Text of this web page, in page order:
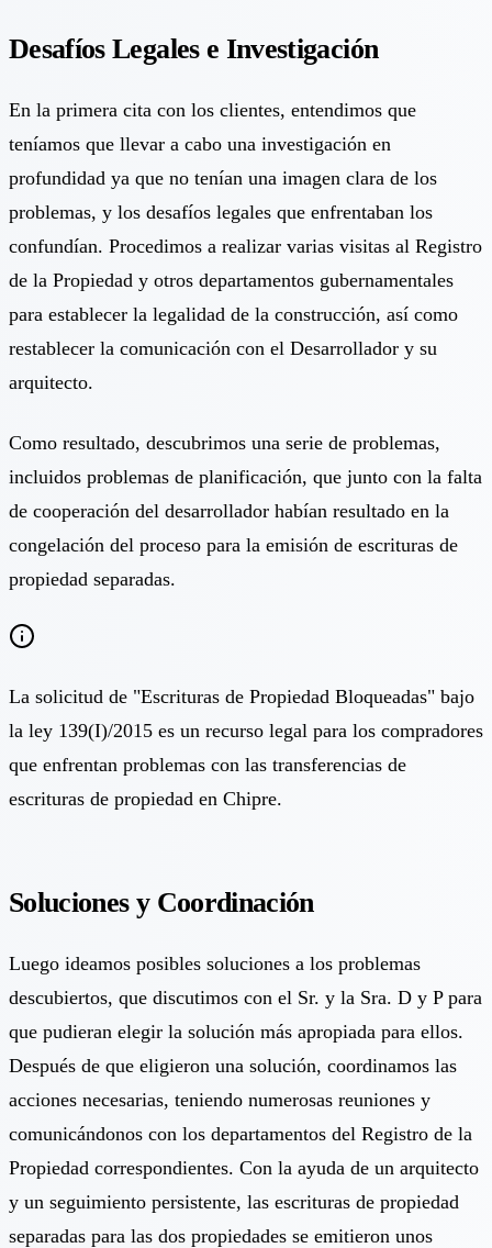
Desafíos Legales e Investigación
En la primera cita con los clientes, entendimos que
teníamos que llevar a cabo una investigación en
profundidad ya que no tenían una imagen clara de los
problemas, y los desafíos legales que enfrentaban los
confundían. Procedimos a realizar varias visitas al Registro
de la Propiedad y otros departamentos gubernamentales
para establecer la legalidad de la construcción, así como
restablecer la comunicación con el Desarrollador y su
arquitecto.
Como resultado, descubrimos una serie de problemas,
incluidos problemas de planificación, que junto con la falta
de cooperación del desarrollador habían resultado en la
congelación del proceso para la emisión de escrituras de
propiedad separadas.
La solicitud de "Escrituras de Propiedad Bloqueadas" bajo
la ley 139(I)/2015 es un recurso legal para los compradores
que enfrentan problemas con las transferencias de
escrituras de propiedad en Chipre.
Soluciones y Coordinación
Luego ideamos posibles soluciones a los problemas
descubiertos, que discutimos con el Sr. y la Sra. D y P para
que pudieran elegir la solución más apropiada para ellos.
Después de que eligieron una solución, coordinamos las
acciones necesarias, teniendo numerosas reuniones y
comunicándonos con los departamentos del Registro de la
Propiedad correspondientes. Con la ayuda de un arquitecto
y un seguimiento persistente, las escrituras de propiedad
separadas para las dos propiedades se emitieron unos